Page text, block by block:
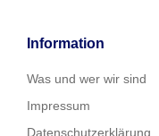
Information
Was und wer wir sind
Impressum
Datenschutzerklärung